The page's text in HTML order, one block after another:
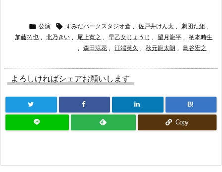
 公演  すみだパークスタジオ倉 , 佐戸井けん太 , 劇団た組 ,
加藤拓也 , 北乃きい , 尾上寛之 , 早乙女じょうじ , 望月龍平 , 柄本時生
, 森田涼花 , 江端英久 , 秋元龍太朗 , 鳥谷宏之
よろしければシェアお願いします
B!
Copy